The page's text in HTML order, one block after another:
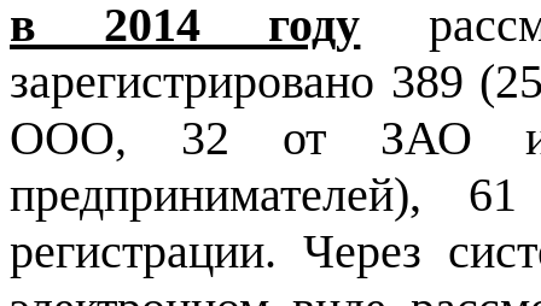
в 2014 году
зарегистрировано 389
ООО, 32 от ЗАО и
предпринимателей),
регистрации. Через